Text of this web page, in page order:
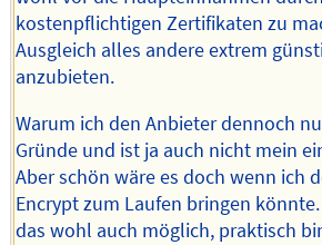
kostenpflichtigen Zertifikaten zu
Ausgleich alles andere extrem
anzubieten.
Warum ich den Anbieter dennoch
Gründe und ist ja auch nicht mein
Aber schön wäre es doch wenn ich
Encrypt zum Laufen bringen
das wohl auch möglich, praktisch